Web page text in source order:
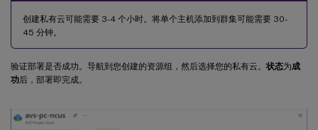
创建私有云可能需要 3-4 个小时。将单个主机添加到群集可能需要 30-
45 分钟。
验证部署是否成功。导航到您创建的资源组，然后选择您的私有云。 状态为成
功后，部署即完成。